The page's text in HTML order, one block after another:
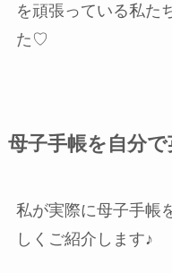
を頑張っている私た
た♡
母子手帳を自分
私が実際に母子手帳
しくご紹介します♪